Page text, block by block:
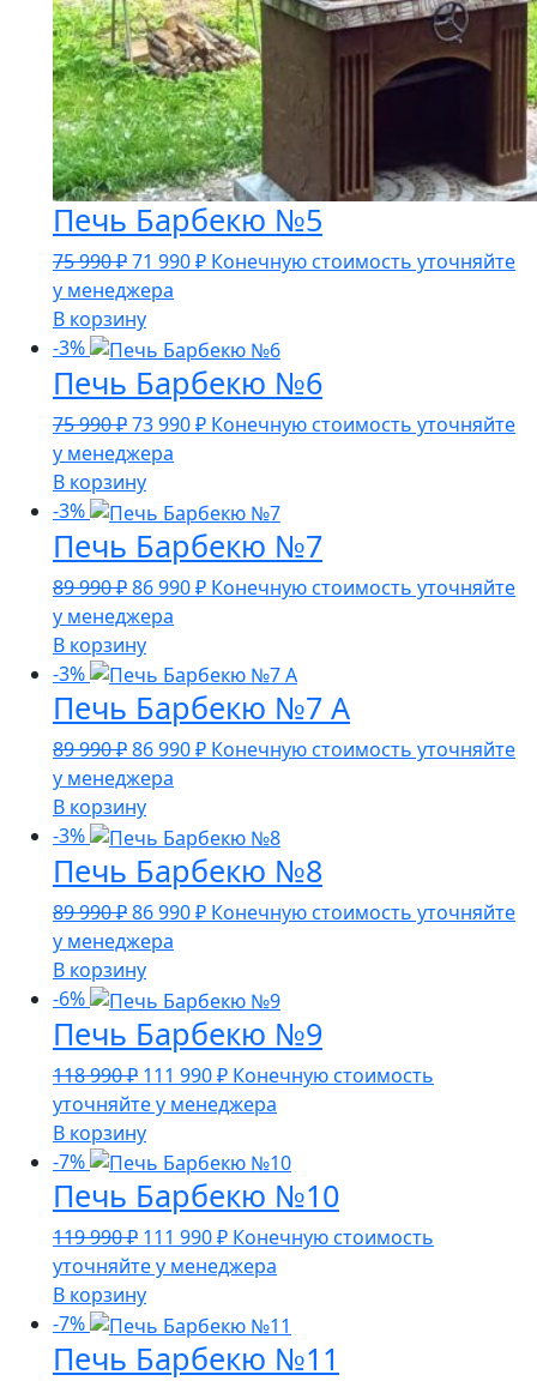
Печь Барбекю №5
75 990₽Первоначальная
цена
составляла
75
990 ₽.
71 990₽Текущая
990 ₽.
Конечную стоимость уточняйте
у менеджера
В корзину
-3%
Печь Барбекю №6
75 990₽Первоначальная
цена
составляла
75
990 ₽.
73 990₽Текущая
990 ₽.
Конечную стоимость уточняйте
у менеджера
В корзину
-3%
Печь Барбекю №7
89 990₽Первоначальная
цена
составляла
89
990 ₽.
86 990₽Текущая
990 ₽.
Конечную стоимость уточняйте
у менеджера
В корзину
-3%
Печь Барбекю №7 А
89 990₽Первоначальная
цена
составляла
89
990 ₽.
86 990₽Текущая
990 ₽.
Конечную стоимость уточняйте
у менеджера
В корзину
-3%
Печь Барбекю №8
89 990₽Первоначальная
цена
составляла
89
990 ₽.
86 990₽Текущая
990 ₽.
Конечную стоимость уточняйте
у менеджера
В корзину
-6%
Печь Барбекю №9
118 990₽ Первоначальная
цена
составляла
118
990 ₽.
111 990₽Текущая
цена:
990 ₽.
Конечную стоимость
уточняйте у менеджера
В корзину
-7%
Печь Барбекю №10
119 990₽ Первоначальная
цена
составляла
119
990 ₽.
111 990₽Текущая
цена:
990 ₽.
Конечную стоимость
уточняйте у менеджера
В корзину
-7%
Печь Барбекю №11